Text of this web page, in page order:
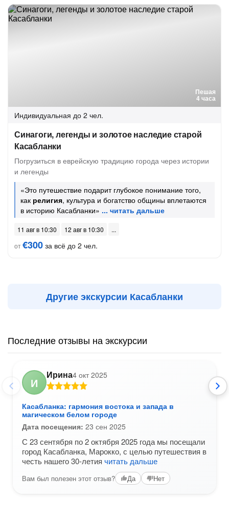
Пешая
4 часа
Индивидуальная до 2 чел.
Синагоги, легенды и золотое наследие старой
Касабланки
Погрузиться в еврейскую традицию города через истории
и легенды
«Это путешествие подарит глубокое понимание того,
как религия, культура и богатство общины вплетаются
в историю Касабланки»
11 авг в 10:30
12 авг в 10:30
от€300 за всё до 2 чел.
Другие экскурсии Касабланки
Последние отзывы на экскурсии
И
Ирина4 окт 2025
Касабланка: гармония востока и запада в
магическом белом городе
Дата посещения: 23 сен 2025
С 23 сентября по 2 октября 2025 года мы посещали
город Касабланка, Марокко, с целью путешествия в
честь нашего 30-летия читать дальше
Вам был полезен этот отзыв? Да Нет